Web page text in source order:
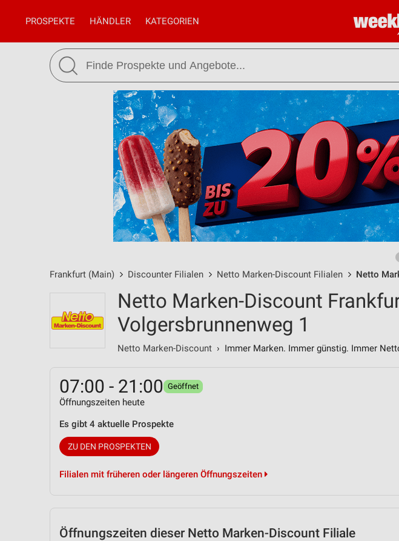
PROSPEKTE HÄNDLER KATEGORIEN
Frankfurt (Main) Discounter Filialen Netto Marken-Discount Filialen Netto
Netto Marken-Discount
Volgersbrunnenweg 1
Netto Marken-Discount › Immer Marken. Immer günstig. Immer
07:00 - 21:00 Geöffnet
Öffnungszeiten heute
Es gibt 4 aktuelle Prospekte
ZU DEN PROSPEKTEN
Filialen mit früheren oder längeren Öffnungszeiten
Öffnungszeiten dieser Netto Marken-Discount Filiale